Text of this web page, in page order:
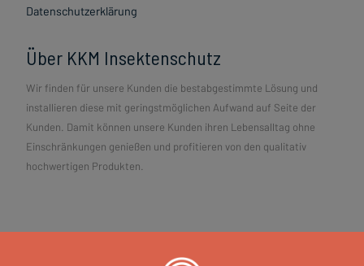
Datenschutzerklärung
Über KKM Insektenschutz
Wir finden für unsere Kunden die bestabgestimmte Lösung und
installieren diese mit geringstmöglichen Aufwand auf Seite der
Kunden. Damit können unsere Kunden ihren Lebensalltag ohne
Einschränkungen genießen und profitieren von den qualitativ
hochwertigen Produkten.